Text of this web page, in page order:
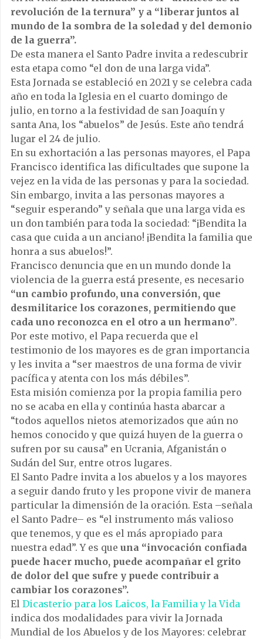
revolución de la ternura” y a “liberar juntos al
mundo de la sombra de la soledad y del demonio
de la guerra”.
De esta manera el Santo Padre invita a redescubrir
esta etapa como “el don de una larga vida”.
Esta Jornada se estableció en 2021 y se celebra cada
año en toda la Iglesia en el cuarto domingo de
julio, en torno a la festividad de san Joaquín y
santa Ana, los “abuelos” de Jesús. Este año tendrá
lugar el 24 de julio.
En su exhortación a las personas mayores, el Papa
Francisco identifica las dificultades que supone la
vejez en la vida de las personas y para la sociedad.
Sin embargo, invita a las personas mayores a
“seguir esperando” y señala que una larga vida es
un don también para toda la sociedad: “¡Bendita la
casa que cuida a un anciano! ¡Bendita la familia que
honra a sus abuelos!”.
Francisco denuncia que en un mundo donde la
violencia de la guerra está presente, es necesario
“un cambio profundo, una conversión, que
desmilitarice los corazones, permitiendo que
cada uno reconozca en el otro a un hermano”.
Por este motivo, el Papa recuerda que el
testimonio de los mayores es de gran importancia
y les invita a “ser maestros de una forma de vivir
pacífica y atenta con los más débiles”.
Esta misión comienza por la propia familia pero
no se acaba en ella y continúa hasta abarcar a
“todos aquellos nietos atemorizados que aún no
hemos conocido y que quizá huyen de la guerra o
sufren por su causa” en Ucrania, Afganistán o
Sudán del Sur, entre otros lugares.
El Santo Padre invita a los abuelos y a los mayores
a seguir dando fruto y les propone vivir de manera
particular la dimensión de la oración. Esta –señala
el Santo Padre– es “el instrumento más valioso
que tenemos, y que es el más apropiado para
nuestra edad”. Y es que una “invocación confiada
puede hacer mucho, puede acompañar el grito
de dolor del que sufre y puede contribuir a
cambiar los corazones”.
El Dicasterio para los Laicos, la Familia y la Vida
indica dos modalidades para vivir la Jornada
Mundial de los Abuelos y de los Mayores: celebrar